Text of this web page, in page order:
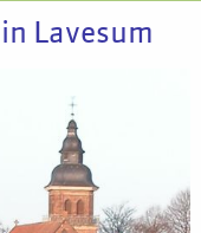
Lavesum